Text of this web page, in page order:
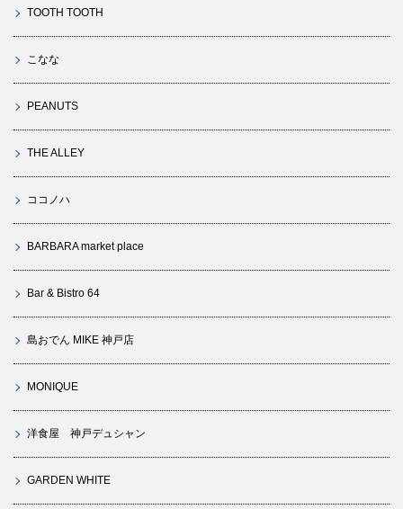
TOOTH TOOTH
こなな
PEANUTS
THE ALLEY
ココノハ
BARBARA market place
Bar & Bistro 64
島おでん MIKE 神戸店
MONIQUE
洋食屋 神戸デュシャン
GARDEN WHITE